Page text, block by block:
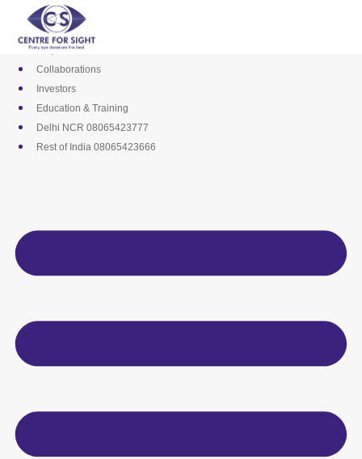
content
Media
Career
Empanelments
Collaborations
Investors
Education & Training
Delhi NCR 08065423777
Rest of India 08065423666